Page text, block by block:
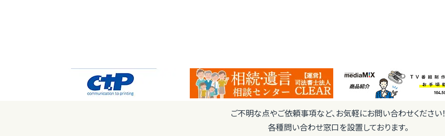
ご不明な点やご依頼事項など、お気軽にお問い合わせください！
各種問い合わせ窓口を設置しております。